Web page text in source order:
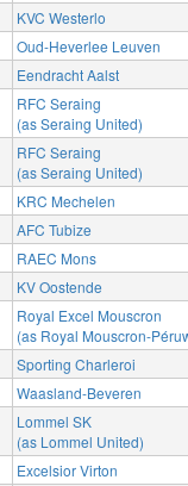
KVC Westerlo
Oud-Heverlee Leuven
Eendracht Aalst
RFC Seraing
(as Seraing United)
RFC Seraing
(as Seraing United)
KRC Mechelen
AFC Tubize
RAEC Mons
KV Oostende
Royal Excel Mouscron
(as Royal Mouscron-
Sporting Charleroi
Waasland-Beveren
Lommel SK
(as Lommel United)
Excelsior Virton